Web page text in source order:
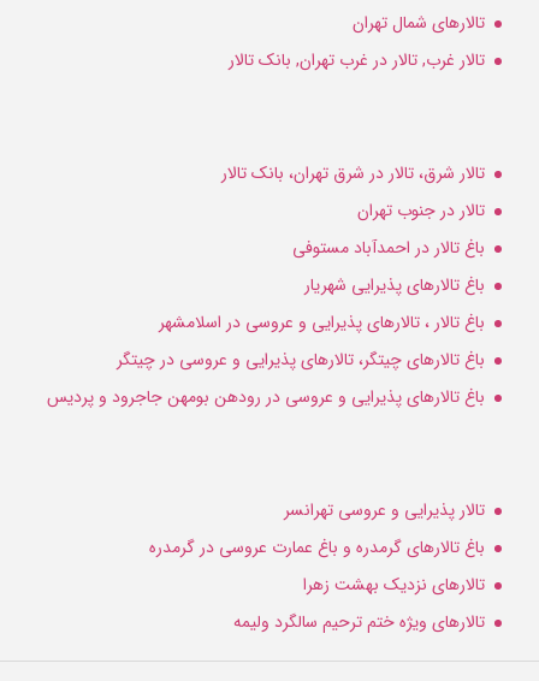
تالارهای شمال تهران
تالار غرب, تالار در غرب تهران, بانک تالار
تالار شرق، تالار در شرق تهران، بانک تالار
تالار در جنوب تهران
باغ تالار در احمدآباد مستوفی
باغ تالارهای پذیرایی شهریار
باغ تالار ، تالارهای پذیرایی و عروسی در اسلامشهر
باغ تالارهای چیتگر، تالارهای پذیرایی و عروسی در چیتگر
باغ تالارهای پذیرایی و عروسی در رودهن بومهن جاجرود و پردیس
تالار پذیرایی و عروسی تهرانسر
باغ تالارهای گرمدره و باغ عمارت عروسی در گرمدره
تالارهای نزدیک بهشت زهرا
تالارهای ویژه ختم ترحیم سالگرد ولیمه